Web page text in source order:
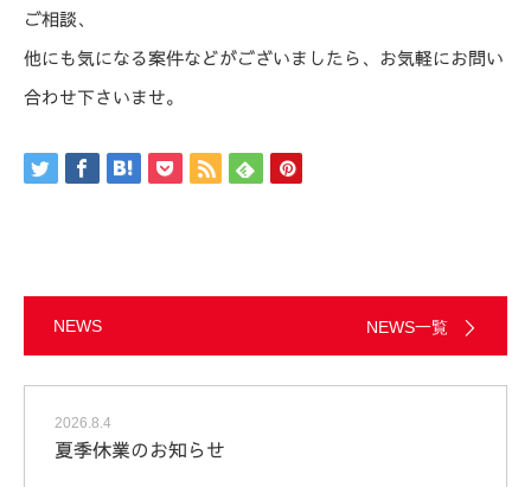
ご相談、
他にも気になる案件などがございましたら、お気軽にお問い
合わせ下さいませ。
NEWS NEWS一覧
2026.8.4
夏季休業のお知らせ